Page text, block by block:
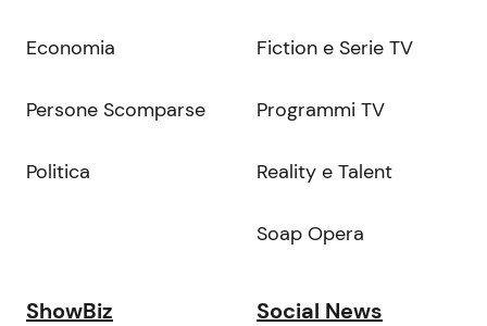
Economia
Persone Scomparse
Politica
Fiction e Serie TV
Programmi TV
Reality e Talent
Soap Opera
ShowBiz Social News